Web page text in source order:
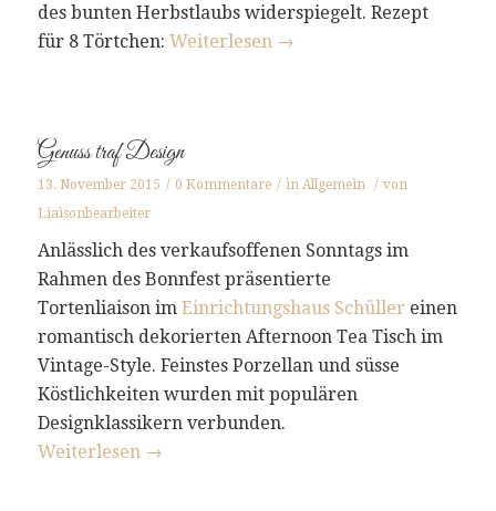
des bunten Herbstlaubs widerspiegelt. Rezept
für 8 Törtchen: Weiterlesen→
Genuss traf Design
13. November 2015 / 0 Kommentare / in Allgemein / von
Liaisonbearbeiter
Anlässlich des verkaufsoffenen Sonntags im
Rahmen des Bonnfest präsentierte
Tortenliaison im Einrichtungshaus Schüllereinen
romantisch dekorierten Afternoon Tea Tisch im
Vintage-Style. Feinstes Porzellan und süsse
Köstlichkeiten wurden mit populären
Designklassikern verbunden.
Weiterlesen→